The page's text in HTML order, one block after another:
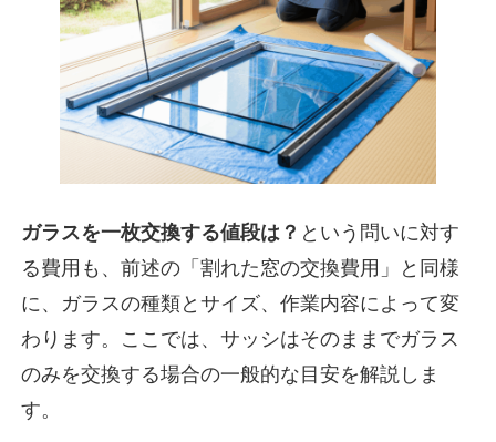
ガラスを一枚交換する値段は？ という問いに対す
る費用も、前述の「割れた窓の交換費用」と同様
に、ガラスの種類とサイズ、作業内容によって変
わります。ここでは、サッシはそのままでガラス
のみを交換する場合の一般的な目安を解説しま
す。